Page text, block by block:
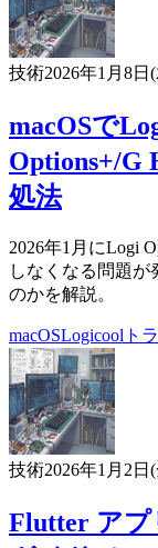
技術2026年1月8日
macOSで
Options+/G
処法
2026年1月にLogi
しなくなる問題
のかを解説。
macOSLogicool ト
技術2026年1月2日
Flutter アプ